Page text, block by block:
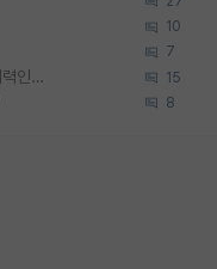
10
7
박사진학하기에 2억은 괜찮은 (?) 정도의 경제력인가요 15
8